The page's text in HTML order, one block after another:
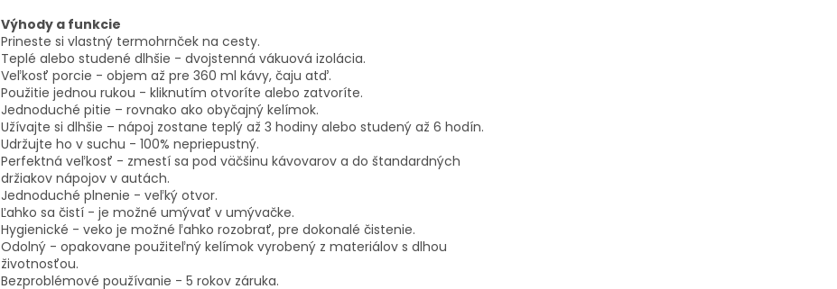
Výhody a funkcie
Prineste si vlastný termohrnček na cesty.
Teplé alebo studené dlhšie - dvojstenná vákuová izolácia.
Veľkosť porcie - objem až pre 360 ml kávy, čaju atď.
Použitie jednou rukou - kliknutím otvoríte alebo zatvoríte.
Jednoduché pitie – rovnako ako obyčajný kelímok.
Užívajte si dlhšie – nápoj zostane teplý až 3 hodiny alebo studený až 6 hodín.
Udržujte ho v suchu - 100% nepriepustný.
Perfektná veľkosť - zmestí sa pod väčšinu kávovarov a do štandardných
držiakov nápojov v autách.
Jednoduché plnenie - veľký otvor.
Ľahko sa čistí - je možné umývať v umývačke.
Hygienické - veko je možné ľahko rozobrať, pre dokonalé čistenie.
Odolný - opakovane použiteľný kelímok vyrobený z materiálov s dlhou
životnosťou.
Bezproblémové používanie - 5 rokov záruka.